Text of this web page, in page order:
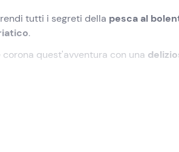
tutti i segreti della pesca al
.
quest'avventura con una